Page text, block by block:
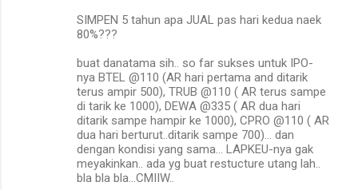
SIMPEN 5 tahun apa JUAL pas hari kedua naek
80%???
buat danatama sih.. so far sukses untuk IPO-
nya BTEL @110 (AR hari pertama and ditarik
terus ampir 500), TRUB @110 ( AR terus sampe
di tarik ke 1000), DEWA @335 ( AR dua hari
ditarik sampe hampir ke 1000), CPRO @110 ( AR
dua hari berturut..ditarik sampe 700)... dan
dengan kondisi yang sama... LAPKEU-nya gak
meyakinkan.. ada yg buat restucture utang lah..
bla bla bla...CMIIW..